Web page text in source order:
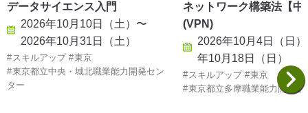
データサイエンス入門
2026年10月10日（土）〜
2026年10月31日（土）
スキルアップ
東京
東京都立中央・城北職業能力開発セン
ター
ネットワーク構築法【中
(VPN)
2026年10月4日（日
年10月18日（日）
スキルアップ
東京
東京都立多摩職業能力開発セ